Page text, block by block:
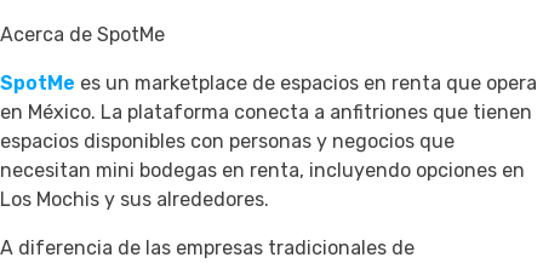
Acerca de SpotMe
SpotMe es un marketplace de espacios en renta que opera
en México. La plataforma conecta a anfitriones que tienen
espacios disponibles con personas y negocios que
necesitan mini bodegas en renta, incluyendo opciones en
Los Mochis y sus alrededores.
A diferencia de las empresas tradicionales de